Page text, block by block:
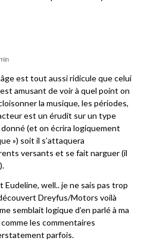
est tout aussi ridicule que celui
amusant de voir à quel point on
la musique, les périodes,
est un érudit sur un type
(et on écrira logiquement
») soit il s’attaquera
versants et se fait narguer (il
Eudeline, well.. je ne sais pas trop
Dreyfus/Motors voilà
semblait logique d’en parlé à ma
les commentaires
parfois.